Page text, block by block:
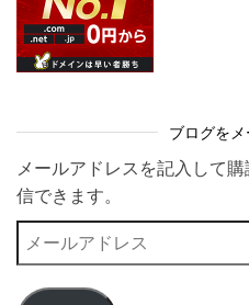
ブログを
メールアドレスを記入して
信できます。
メールアドレス